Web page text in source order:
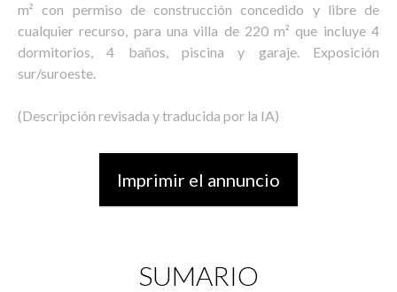
m² con permiso de construcción concedido y libre de
cualquier recurso, para una villa de 220 m² que incluye 4
dormitorios, 4 baños, piscina y garaje. Exposición
sur/suroeste.
(Descripción revisada y traducida por la IA)
Imprimir el annuncio
SUMARIO